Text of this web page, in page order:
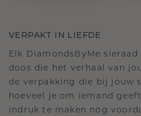
VERPAKT IN LIEFDE
Elk DiamondsByMe
doos die het verhaal van
de verpakking die bij jouw
hoeveel je om iemand
indruk te maken nog